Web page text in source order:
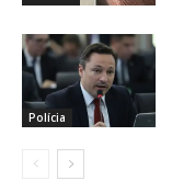
Polícia